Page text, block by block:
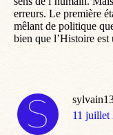
erreurs. Le première
mêlant de politique
bien que l’Histoire
dit
11 juillet